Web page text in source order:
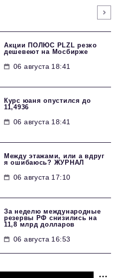
Акции ПОЛЮС PLZL резко
дешевеют на Мосбирже
06 августа 18:41
Курс юаня опустился до
11,4936
06 августа 18:41
Между этажами, или а вдруг
я ошибаюсь? ЖУРНАЛ
06 августа 17:10
За неделю международные
резервы РФ снизились на
11,8 млрд долларов
06 августа 16:53